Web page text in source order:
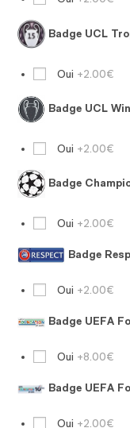
Badge UCL
Oui +2.00€
Badge UCL
Oui +2.00€
Badge
Oui +2.00€
Badge
Oui +2.00€
Badge UEFA
Oui +8.00€
Badge UEFA
Oui +2.00€